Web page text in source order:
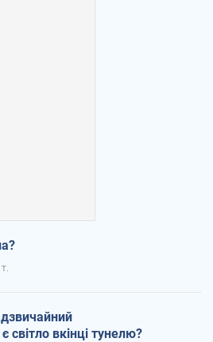
світло вкінці тунелю?